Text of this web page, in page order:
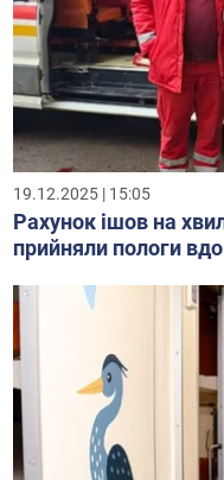
19.12.2025 | 15:05
Рахунок ішов на
прийняли пологи